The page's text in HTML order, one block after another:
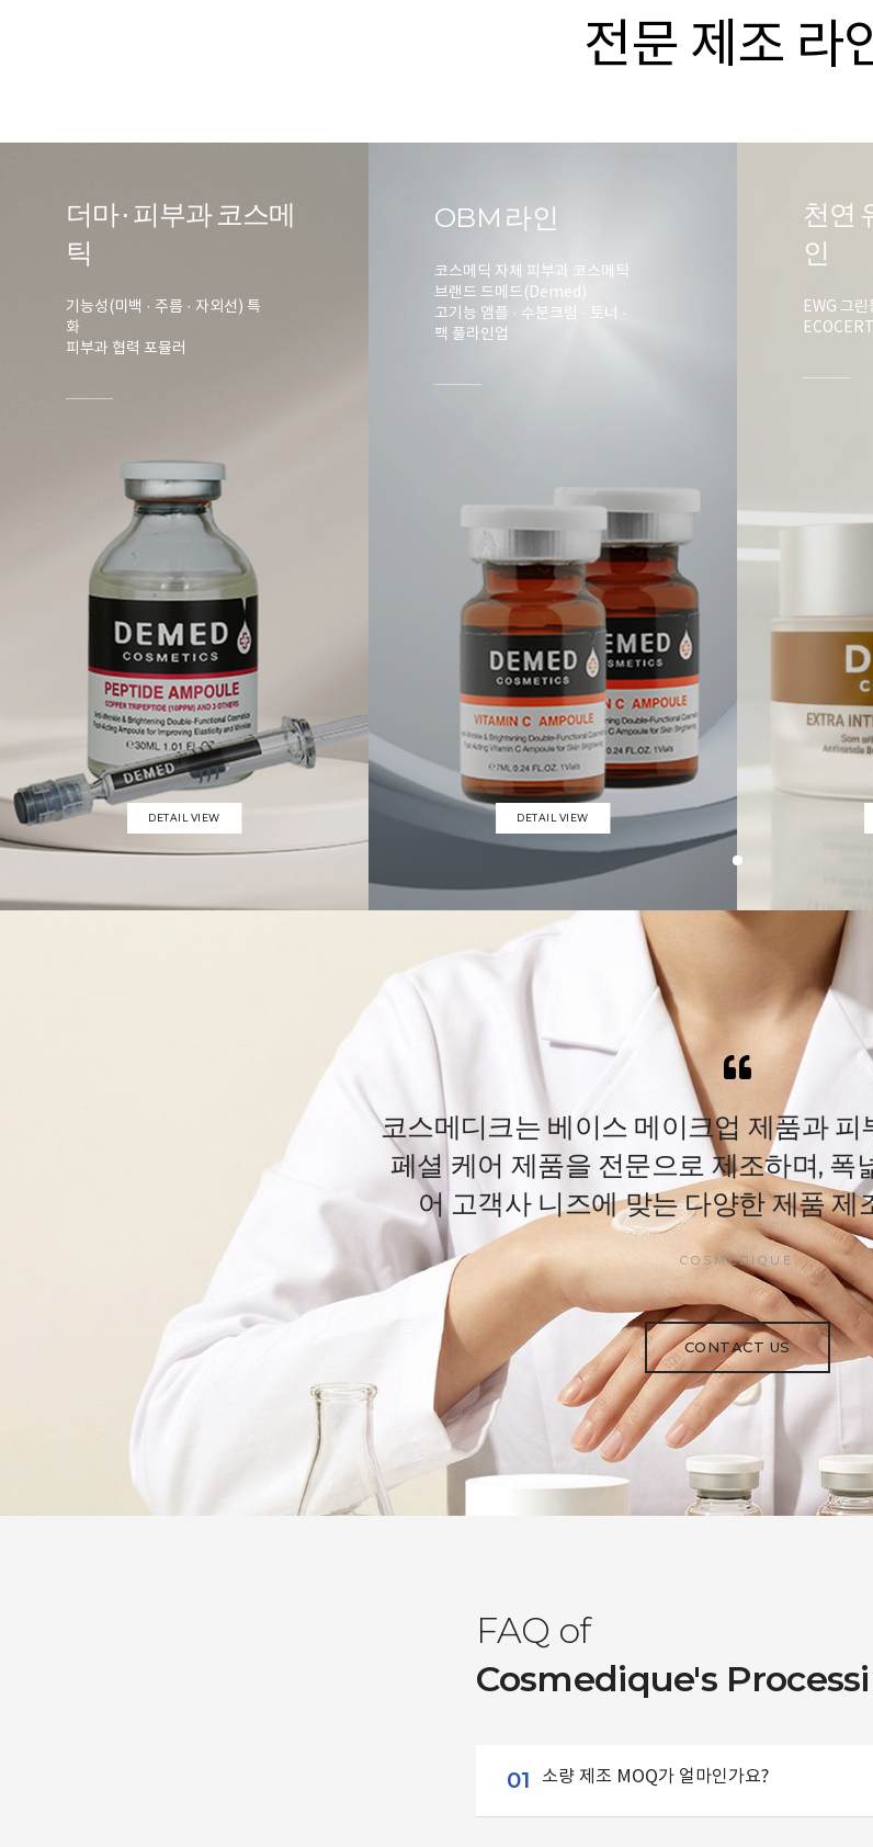
전문 제조 라
더마 · 피부과 코스메
틱
기능성(미백 · 주름 · 자외선) 특
화
피부과 협력 포뮬러
DETAIL VIEW
OBM 라인
코스메딕 자체 피부과 코스메틱
브랜드 드메드(Demed)
고기능 앰플 · 수분크림 · 토너 ·
팩 풀라인업
DETAIL VIEW
천연
인
EWG 그
코스메디크는 베이스 메이크업 제품과 피
페셜 케어 제품을 전문으로 제조하며, 폭
어 고객사 니즈에 맞는 다양한 제품 제
COSMEDIQUE
CONTACT US
FAQ of
Cosmedique's
01 소량 제조 MOQ가 얼마인가요?